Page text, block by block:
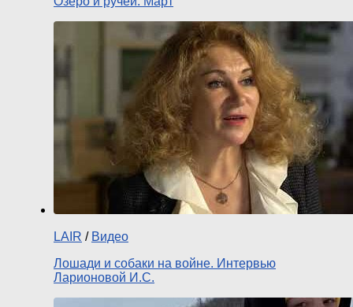
LAIR / Видео
Лошади и собаки на войне. Интервью
Ларионовой И.С.